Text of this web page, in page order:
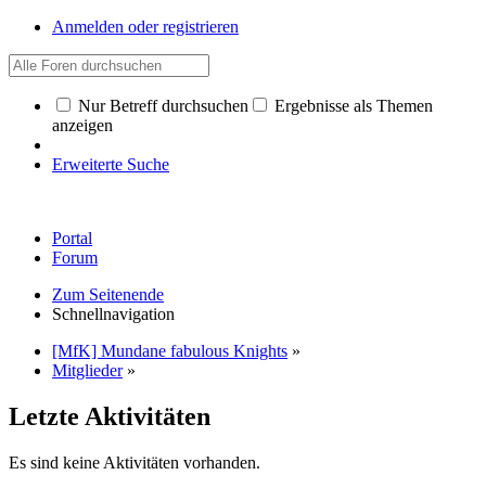
Anmelden oder registrieren
Nur Betreff durchsuchen
Ergebnisse als Themen
anzeigen
Erweiterte Suche
Portal
Forum
Zum Seitenende
Schnellnavigation
[MfK] Mundane fabulous Knights »
Mitglieder »
Letzte Aktivitäten
Es sind keine Aktivitäten vorhanden.